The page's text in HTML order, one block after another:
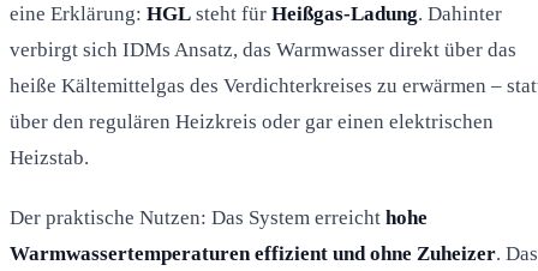
eine Erklärung: HGL steht für Heißgas-Ladung. Dahinter
verbirgt sich IDMs Ansatz, das Warmwasser direkt über das
heiße Kältemittelgas des Verdichterkreises zu erwärmen –
über den regulären Heizkreis oder gar einen elektrischen
Heizstab.
Der praktische Nutzen: Das System erreicht hohe
Warmwassertemperaturen effizient und ohne Zuheizer. Das